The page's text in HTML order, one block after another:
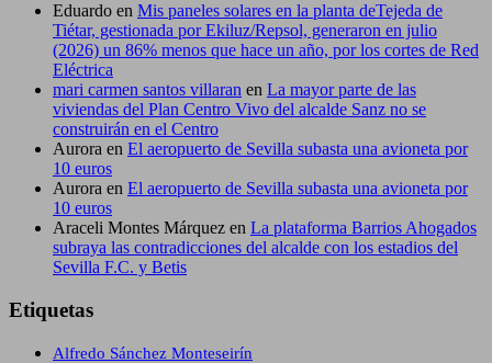
Eduardo en Mis paneles solares en la planta deTejeda de
Tiétar, gestionada por Ekiluz/Repsol, generaron en julio
(2026) un 86% menos que hace un año, por los cortes de Red
Eléctrica
mari carmen santos villaran en La mayor parte de las
viviendas del Plan Centro Vivo del alcalde Sanz no se
construirán en el Centro
Aurora en El aeropuerto de Sevilla subasta una avioneta por
10 euros
Aurora en El aeropuerto de Sevilla subasta una avioneta por
10 euros
Araceli Montes Márquez en La plataforma Barrios Ahogados
subraya las contradicciones del alcalde con los estadios del
Sevilla F.C. y Betis
Etiquetas
Alfredo Sánchez Monteseirín